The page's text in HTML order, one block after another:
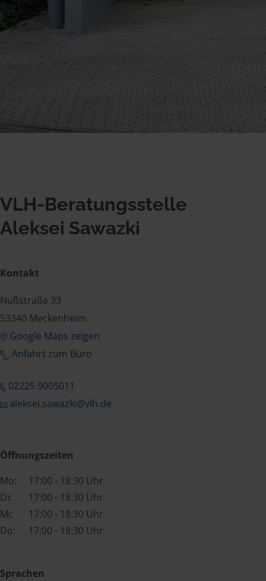
VLH-Beratungsstelle
Aleksei Sawazki
Kontakt
Nußstraße 33
53340 Meckenheim
Google Maps zeigen
Anfahrt zum Büro
02225 9005011
aleksei.sawazki@vlh.de
Öffnungszeiten
Mo:
17:00 - 18:30 Uhr
Di:
17:00 - 18:30 Uhr
Mi:
17:00 - 18:30 Uhr
Do:
17:00 - 18:30 Uhr
Sprachen